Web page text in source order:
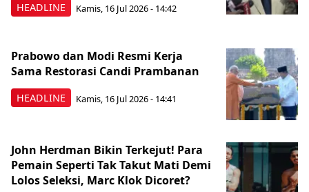
HEADLINE Kamis, 16 Jul 2026 - 14:42
HEADLINE
Prabowo dan Modi Resmi Kerja
Sama Restorasi Candi Prambanan
Kamis, 16 Jul 2026 - 14:41
John Herdman Bikin Terkejut! Para
Pemain Seperti Tak Takut Mati Demi
Lolos Seleksi, Marc Klok Dicoret?